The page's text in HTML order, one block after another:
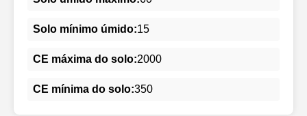
Solo mínimo úmido:15
CE máxima do solo:2000
CE mínima do solo:350